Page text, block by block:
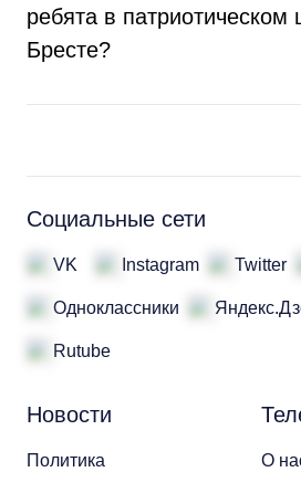
ребята в патриотическом
Бресте?
Новости
Политика О
Социальные сети
VK Instagram Twitter
Одноклассники
Rutube